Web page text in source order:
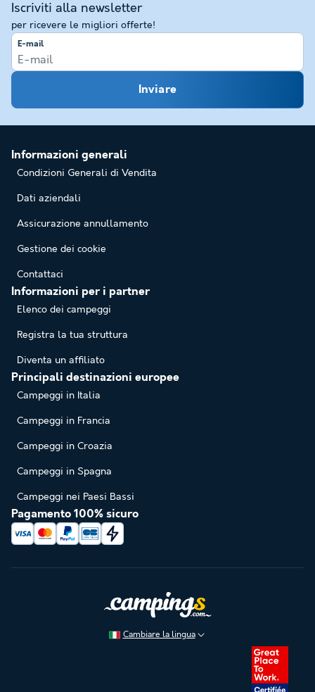
Iscriviti alla newsletter
per ricevere le migliori offerte!
E-mail
Inviare
Informazioni generali
Condizioni Generali di Vendita
Dati aziendali
Assicurazione annullamento
Gestione dei cookie
Contattaci
Informazioni per i partner
Elenco dei campeggi
Registra la tua struttura
Diventa un affiliato
Principali destinazioni europee
Campeggi in Italia
Campeggi in Francia
Campeggi in Croazia
Campeggi in Spagna
Campeggi nei Paesi Bassi
Pagamento 100% sicuro
Cambiare la lingua